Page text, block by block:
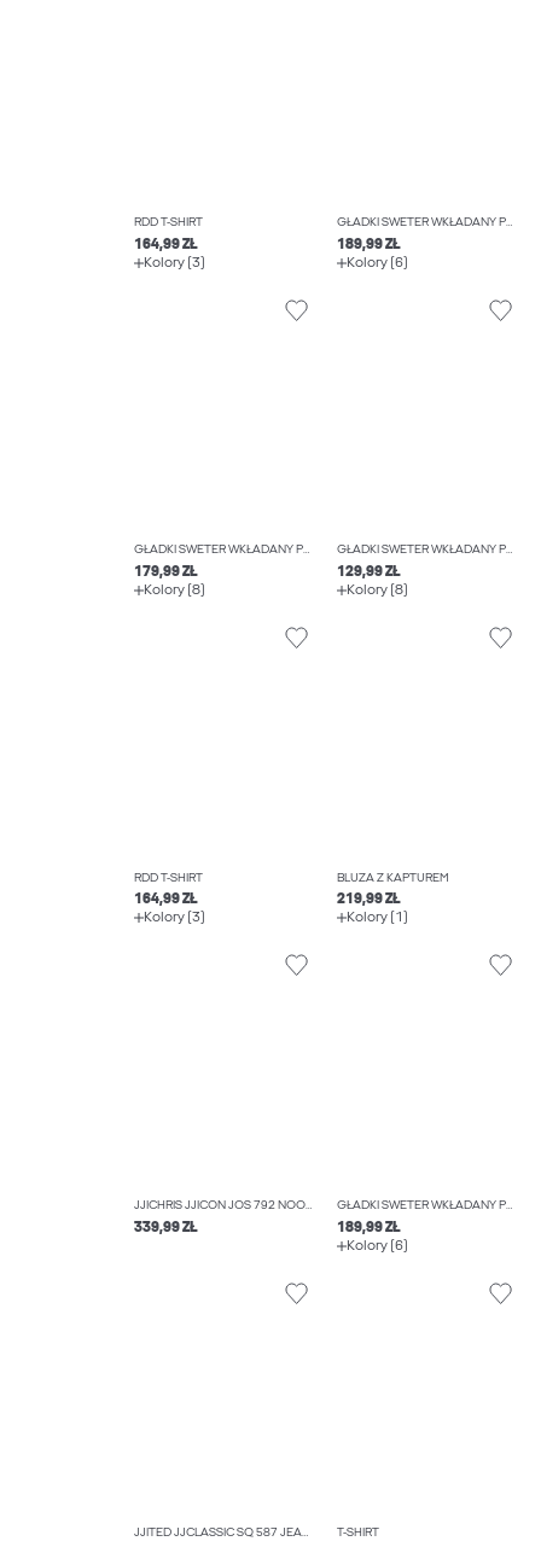
RDD T-SHIRT
164,99 ZŁ
Kolory (3)
GŁADKI SWETER WKŁADANY PRZEZ GŁOWĘ
189,99 ZŁ
Kolory (6)
GŁADKI SWETER WKŁADANY PRZEZ GŁOWĘ
179,99 ZŁ
Kolory (8)
GŁADKI SWETER WKŁADANY PRZEZ GŁOWĘ
129,99 ZŁ
Kolory (8)
RDD T-SHIRT
164,99 ZŁ
Kolory (3)
BLUZA Z KAPTUREM
219,99 ZŁ
Kolory (1)
JJICHRIS JJICON JOS 792 NOOS JEANSY O SWOBODNYM KROJU
339,99 ZŁ
GŁADKI SWETER WKŁADANY PRZEZ GŁOWĘ
189,99 ZŁ
Kolory (6)
JJITED JJCLASSIC SQ 587 JEANSY O KROJU WIDE T-SHIRT